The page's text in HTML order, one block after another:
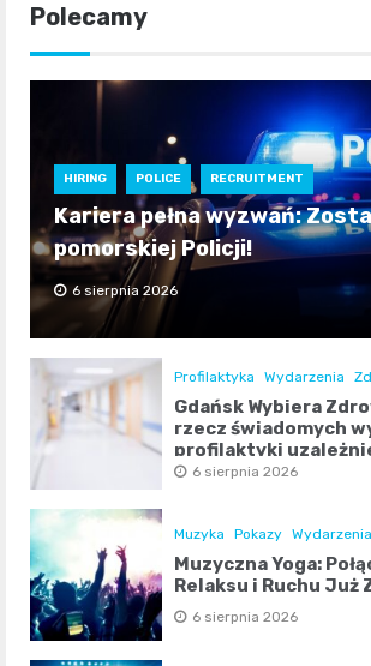
Polecamy
HIRING POLICE RECRUITMENT
Kariera pełna wyzwań:
pomorskiej Policji!
6 sierpnia 2026
Profilaktyka Wydarzenia
Gdańsk Wybiera
rzecz świadomych
profilaktyki
6 sierpnia 2026
Muzyka Pokazy Wydarzenia
Muzyczna Yoga:
Relaksu i Ruchu Już
6 sierpnia 2026